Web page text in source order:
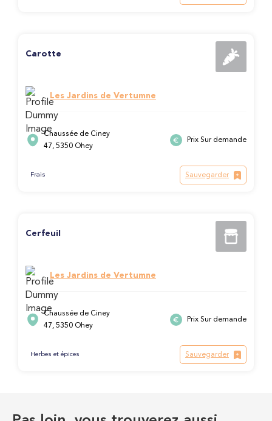
Carotte
Les Jardins de Vertumne
Chaussée de Ciney
47, 5350 Ohey
Prix Sur demande
Frais Sauvegarder
Cerfeuil
Les Jardins de Vertumne
Chaussée de Ciney
47, 5350 Ohey
Prix Sur demande
Herbes et épices Sauvegarder